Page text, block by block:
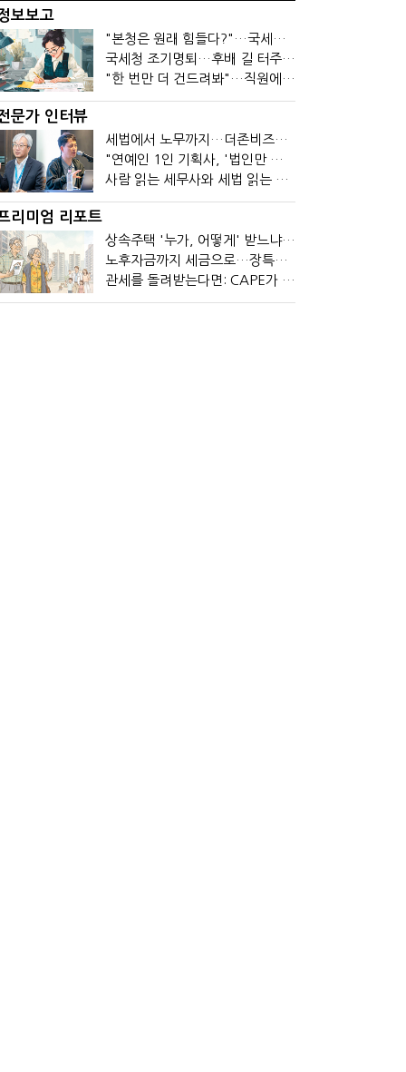
보보고
"본청은 원래 힘들다?"…국세청 직원들이 떠나는 이유
국세청 조기명퇴…후배 길 터주기? 선배 밀어내기?
"한 번만 더 건드려봐"…직원에 폭발한 관세청장, 왜?
문가 인터뷰
세법에서 노무까지…더존비즈온 AI 목표는 '전문가의 시간'
"연예인 1인 기획사, '법인만 세우면 절세' 시대 끝났다"
사람 읽는 세무사와 세법 읽는 회계사가 만나면?
리미엄 리포트
상속주택 '누가, 어떻게' 받느냐에 따라 세금이 달라진다
노후자금까지 세금으로…장특공제 폐지가 부를 조세의 역설
관세를 돌려받는다면: CAPE가 바꾼 기업의 현금흐름